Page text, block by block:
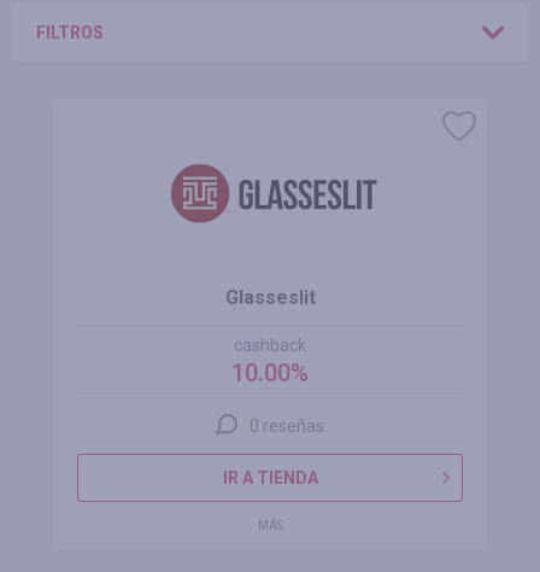
FILTROS
Glasseslit
cashback
10.00%
0 reseñas
IR A TIENDA
MÁS